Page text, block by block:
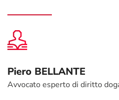
Piero BELLANTE
Avvocato esperto di diritto